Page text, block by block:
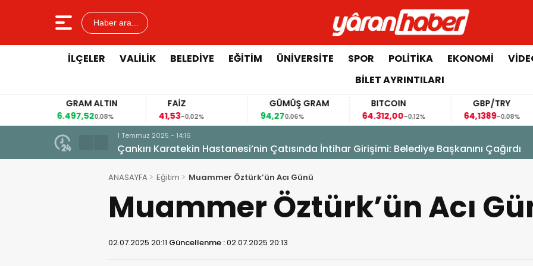
Haber ara...
İLÇELER VALILIK BELEDIYE EĞITIM ÜNIVERSITE SPOR POLITIKA EKONOMI
BILET AYRINTILARI
GRAM ALTIN
6.497,520,08%
FAİZ
41,53-0,02%
GÜMÜŞ GRAM
94,270,06%
BITCOIN
64.312,00-0,12%
GBP/TRY
64,1389-0,08%
Hastanesi’nin Çatısında İntihar Girişimi: Belediye Başkanını Çağırdı Yeni Vergi
ANASAYFA Eğitim Muammer Öztürk’ün Acı Günü
Muammer Öztürk’ün Acı
02.07.2025 20:11 Güncellenme :02.07.2025 20:13